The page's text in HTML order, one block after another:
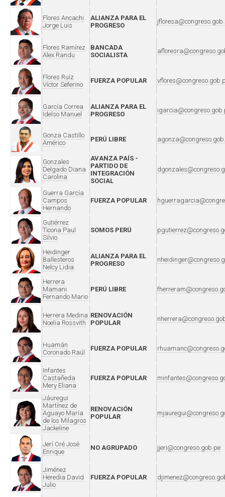
Flores Ancachi
Jorge Luis
ALIANZA PARA EL
PROGRESO
Flores Ramírez
Alex Randu
BANCADA
SOCIALISTA
Flores Ruíz
Víctor Seferino
FUERZA POPULAR
García Correa
Idelso Manuel
ALIANZA PARA EL
PROGRESO
Gonza Castillo
Américo
PERÚ LIBRE
Gonzales
Delgado Diana
Carolina
AVANZA PAÍS -
PARTIDO DE
INTEGRACIÓN
SOCIAL
Guerra García
Campos
Hernando
FUERZA POPULAR
Gutiérrez
Ticona Paul
Silvio
SOMOS PERÚ
Heidinger
Ballesteros
Nelcy Lidia
ALIANZA PARA EL
PROGRESO
Herrera
Mamani
Fernando Mario
PERÚ LIBRE
Herrera Medina
Noelia Rossvith
RENOVACIÓN
POPULAR
Huamán
Coronado Raúl
FUERZA POPULAR
Infantes
Castañeda
Mery Eliana
FUERZA POPULAR
Jáuregui
Martínez de
Aguayo María
de los Milagros
Jackeline
RENOVACIÓN
POPULAR
Jerí Oré José
Enrique
NO AGRUPADO jjeri@congreso.gob.pe
Jiménez
Heredia David
Julio
FUERZA POPULAR